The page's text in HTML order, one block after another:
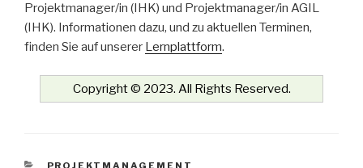
Projektmanager/in (IHK) und Projektmanager/in AGIL
(IHK). Informationen dazu, und zu aktuellen Terminen,
finden Sie auf unserer Lernplattform.
Copyright © 2023. All Rights Reserved.
KATEGORIEN
PROJEKTMANAGEMENT